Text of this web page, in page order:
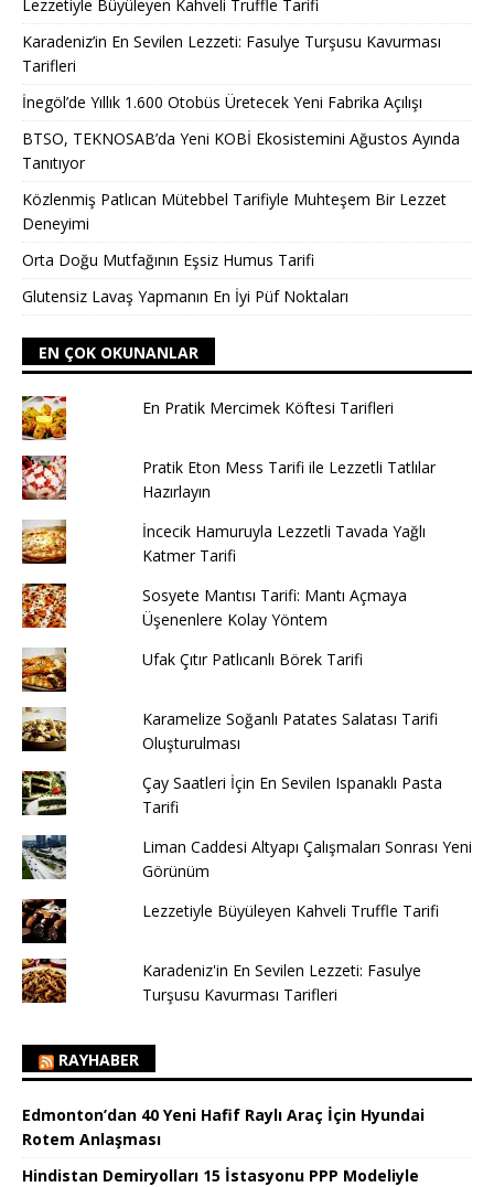
Lezzetiyle Büyüleyen Kahveli Truffle Tarifi
Karadeniz’in En Sevilen Lezzeti: Fasulye Turşusu Kavurması
Tarifleri
İnegöl’de Yıllık 1.600 Otobüs Üretecek Yeni Fabrika Açılışı
BTSO, TEKNOSAB’da Yeni KOBİ Ekosistemini Ağustos Ayında
Tanıtıyor
Közlenmiş Patlıcan Mütebbel Tarifiyle Muhteşem Bir Lezzet
Deneyimi
Orta Doğu Mutfağının Eşsiz Humus Tarifi
Glutensiz Lavaş Yapmanın En İyi Püf Noktaları
EN ÇOK OKUNANLAR
En Pratik Mercimek Köftesi Tarifleri
Pratik Eton Mess Tarifi ile Lezzetli Tatlılar
Hazırlayın
İncecik Hamuruyla Lezzetli Tavada Yağlı
Katmer Tarifi
Sosyete Mantısı Tarifi: Mantı Açmaya
Üşenenlere Kolay Yöntem
Ufak Çıtır Patlıcanlı Börek Tarifi
Karamelize Soğanlı Patates Salatası Tarifi
Oluşturulması
Çay Saatleri İçin En Sevilen Ispanaklı Pasta
Tarifi
Liman Caddesi Altyapı Çalışmaları Sonrası Yeni
Görünüm
Lezzetiyle Büyüleyen Kahveli Truffle Tarifi
Karadeniz'in En Sevilen Lezzeti: Fasulye
Turşusu Kavurması Tarifleri
RAYHABER
Edmonton’dan 40 Yeni Hafif Raylı Araç İçin Hyundai
Rotem Anlaşması
Hindistan Demiryolları 15 İstasyonu PPP Modeliyle